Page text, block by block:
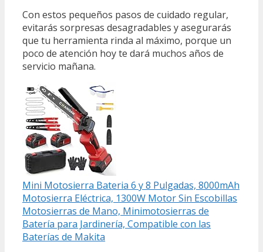
Con estos pequeños pasos de cuidado regular,
evitarás sorpresas desagradables y asegurarás
que tu herramienta rinda al máximo, porque un
poco de atención hoy te dará muchos años de
servicio mañana.
Mini Motosierra Bateria 6 y 8 Pulgadas, 8000mAh
Motosierra Eléctrica, 1300W Motor Sin Escobillas
Motosierras de Mano, Minimotosierras de
Batería para Jardinería, Compatible con las
Baterías de Makita